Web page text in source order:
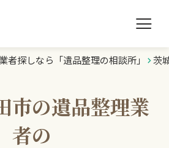
談所TOP
者探しなら「遺品整理の相談所」 茨
市の遺品整理業
者の